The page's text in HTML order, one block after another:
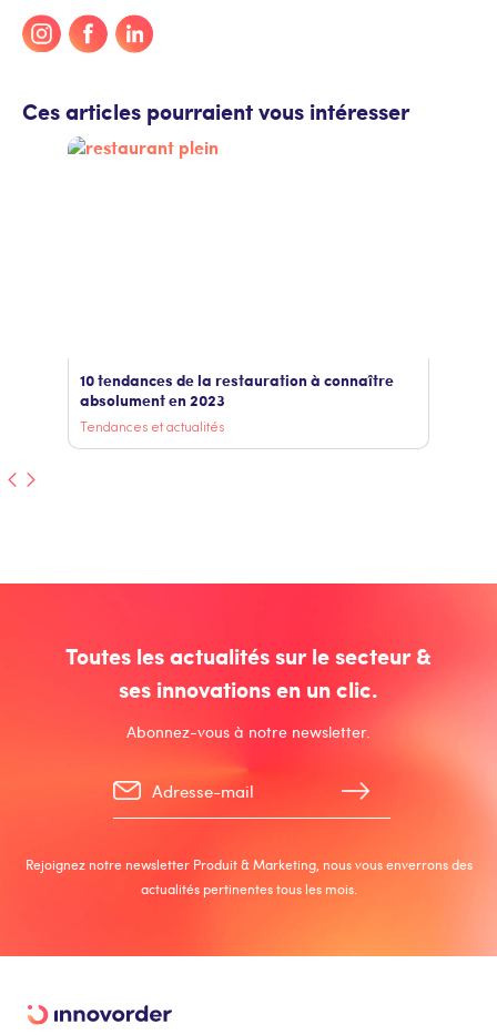
Ces articles pourraient vous intéresser
10 tendances de la restauration à connaître
absolument en 2023
Tendances et actualités
Toutes les actualités sur le secteur &
ses innovations en un clic.
Abonnez-vous à notre newsletter.
Rejoignez notre newsletter Produit & Marketing, nous vous enverrons des
actualités pertinentes tous les mois.